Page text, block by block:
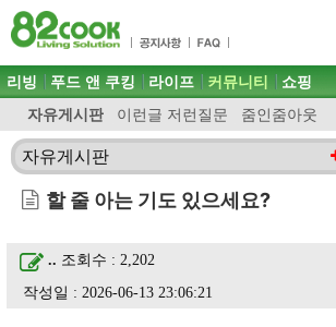
목차
주메뉴 바로가기
컨텐츠 바로가기
검색 바로가기
로그인 바로가기
주메뉴
리빙 푸드 앤 쿠킹 라이프 커뮤니티
자유게시판 이런글 저런질문 줌인줌아웃
쇼핑
자유게시판
할 줄 아는 기도 있으세요?
.. 조회수 : 2,202
작성일 : 2026-06-13 23:06:21